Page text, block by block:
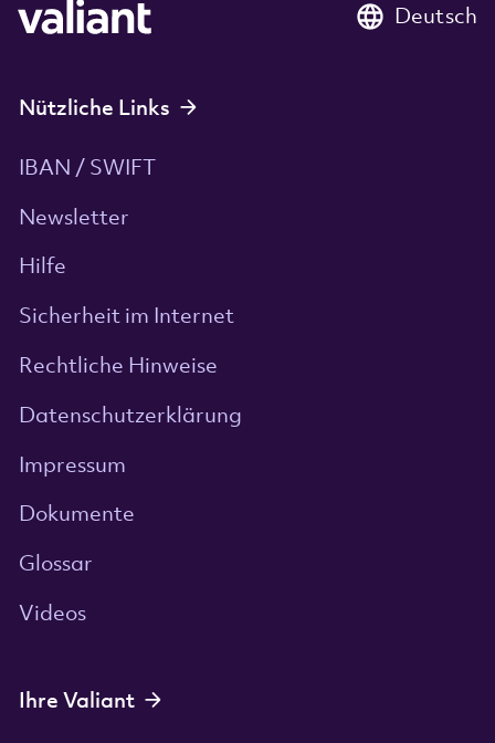
Deutsch
Nützliche Links
IBAN / SWIFT
Newsletter
Hilfe
Sicherheit im Internet
Rechtliche Hinweise
Datenschutzerklärung
Impressum
Dokumente
Glossar
Videos
Ihre Valiant